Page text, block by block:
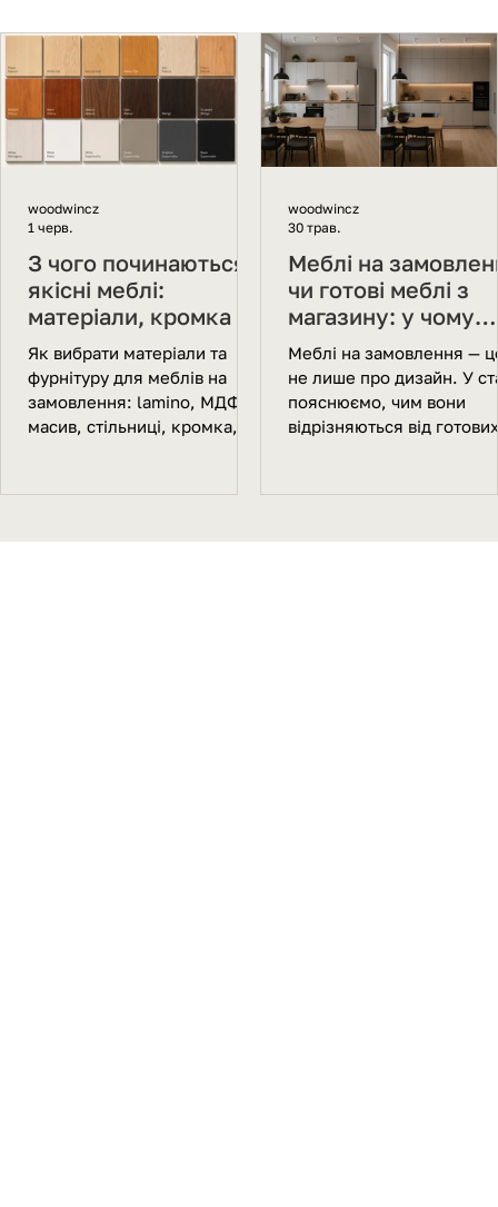
З чого починаються
якісні меблі:
матеріали, кромка та
фурнітура
Як вибрати матеріали та
фурнітуру для меблів на
замовлення: lamino, МДФ,
масив, стільниці, кромка,
woodwincz
1 черв.
Меблі на
чи готові меблі з
магазину: у чому
різниця?
Меблі на замовлення —
не лише про дизайн. У
пояснюємо, чим вони
відрізняються від готових
виготовлення та чому
для квартир у Празі.
woodwincz
30 трав.